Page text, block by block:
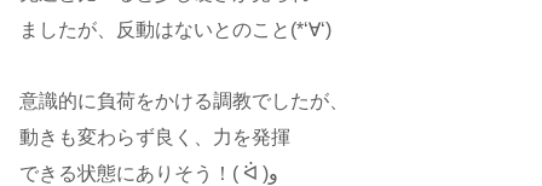
ましたが、反動はないとのこと(*‘∀‘)
意識的に負荷をかける調教でしたが、
動きも変わらず良く、力を発揮
できる状態にありそう！( ᐛ )و